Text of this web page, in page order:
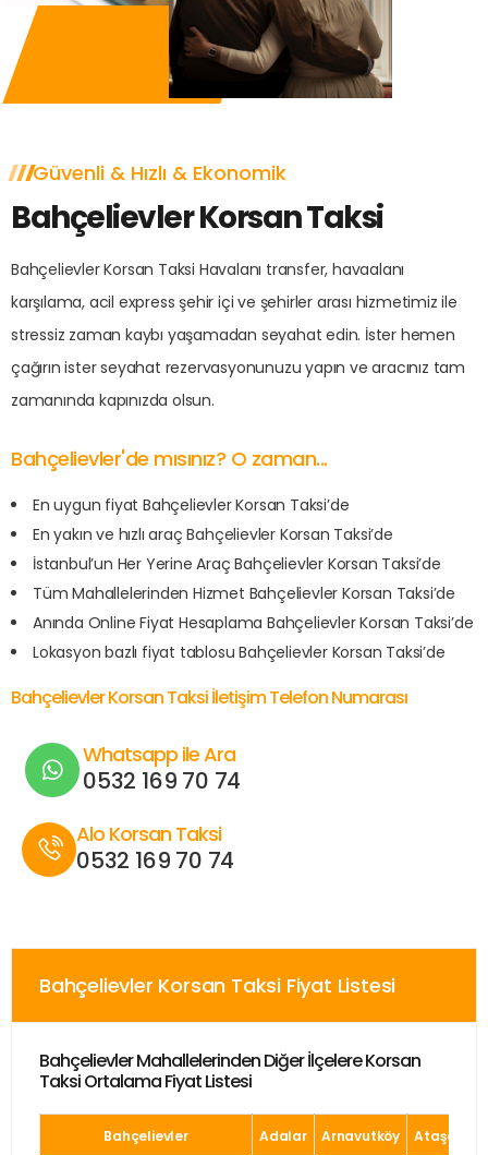
Güvenli & Hızlı & Ekonomik
Bahçelievler Korsan Taksi
Bahçelievler Korsan Taksi Havalanı transfer, havaalanı
karşılama, acil express şehir içi ve şehirler arası hizmetimiz ile
stressiz zaman kaybı yaşamadan seyahat edin. İster hemen
çağırın ister seyahat rezervasyonunuzu yapın ve aracınız tam
zamanında kapınızda olsun.
Bahçelievler'de mısınız? O zaman...
En uygun fiyat Bahçelievler Korsan Taksi’de
En yakın ve hızlı araç Bahçelievler Korsan Taksi’de
İstanbul’un Her Yerine Araç Bahçelievler Korsan Taksi’de
Tüm Mahallelerinden Hizmet Bahçelievler Korsan Taksi’de
Anında Online Fiyat Hesaplama Bahçelievler Korsan Taksi’de
Lokasyon bazlı fiyat tablosu Bahçelievler Korsan Taksi’de
Bahçelievler Korsan Taksi İletişim Telefon Numarası
Whatsapp ile Ara
0532 169 70 74
Alo Korsan Taksi
0532 169 70 74
Bahçelievler Korsan Taksi Fiyat Listesi
Bahçelievler Mahallelerinden Diğer İlçelere Korsan
Taksi Ortalama Fiyat Listesi
Bahçelievler Adalar Arnavutköy Ataşehir